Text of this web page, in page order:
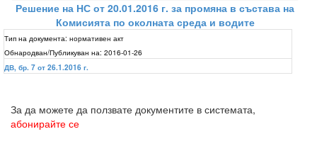
Решение на НС от 20.01.2016 г. за промяна в състава на
Комисията по околната среда и водите
Тип на документа: нормативен акт
Обнародван/Публикуван на: 2016-01-26
ДВ, бр. 7 от 26.1.2016 г.
За да можете да ползвате документите в системата,
абонирайте се